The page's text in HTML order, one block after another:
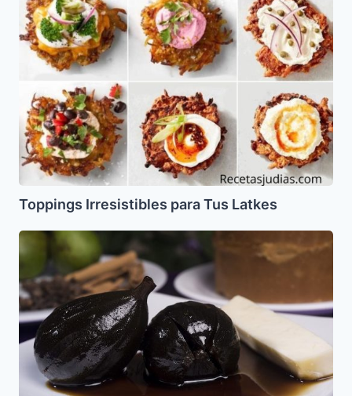
Toppings Irresistibles para Tus Latkes
Dulce
de
Higos